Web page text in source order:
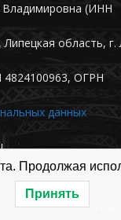
Владимировна (ИНН
область, г.
4824100963, ОГРН
данных
Принять